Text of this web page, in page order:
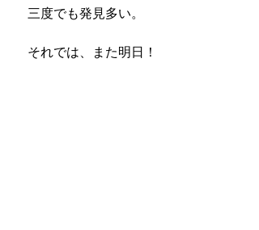
三度でも発見多い。
それでは、また明日！